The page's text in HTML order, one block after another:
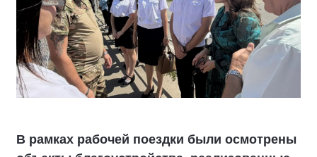
В рамках рабочей поездки были осмотрены